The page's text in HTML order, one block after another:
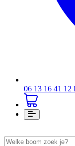
06 13 16 41 12